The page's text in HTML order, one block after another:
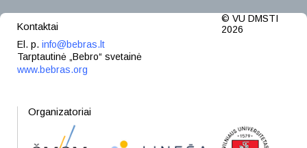
© VU DMSTI
2026
Kontaktai
El. p. info@bebras.lt
Tarptautinė „Bebro“ svetainė
www.bebras.org
Organizatoriai